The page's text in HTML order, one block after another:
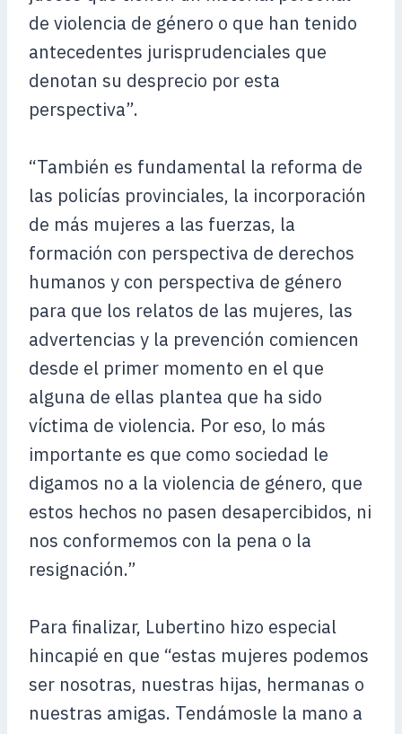
de violencia de género o que han tenido
antecedentes jurisprudenciales que
denotan su desprecio por esta
perspectiva”.
“También es fundamental la reforma de
las policías provinciales, la incorporación
de más mujeres a las fuerzas, la
formación con perspectiva de derechos
humanos y con perspectiva de género
para que los relatos de las mujeres, las
advertencias y la prevención comiencen
desde el primer momento en el que
alguna de ellas plantea que ha sido
víctima de violencia. Por eso, lo más
importante es que como sociedad le
digamos no a la violencia de género, que
estos hechos no pasen desapercibidos, ni
nos conformemos con la pena o la
resignación.”
Para finalizar, Lubertino hizo especial
hincapié en que “estas mujeres podemos
ser nosotras, nuestras hijas, hermanas o
nuestras amigas. Tendámosle la mano a